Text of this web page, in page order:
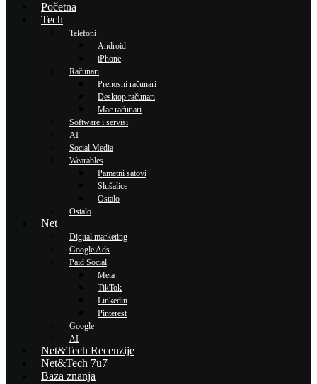
Početna
Tech
Telefoni
Android
iPhone
Računari
Prenosni računari
Desktop računari
Mac računari
Software i servisi
AI
Social Media
Wearables
Pametni satovi
Slušalice
Ostalo
Ostalo
Net
Digital marketing
Google Ads
Paid Social
Meta
TikTok
Linkedin
Pinterest
Google
AI
Net&Tech Recenzije
Net&Tech 7u7
Baza znanja